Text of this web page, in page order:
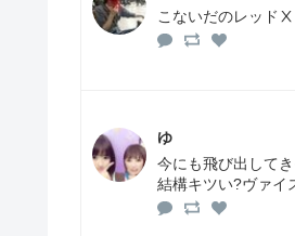
こないだのレッド
ゆ
今にも飛び出して
結構キツい?ヴァイ